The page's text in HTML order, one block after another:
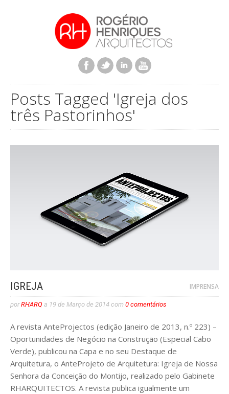
Posts Tagged 'Igreja dos
três Pastorinhos'
IGREJA IMPRENSA
por RHARQ a 19 de Março de 2014 com 0 comentários
A revista AnteProjectos (edição Janeiro de 2013, n.º 223) –
Oportunidades de Negócio na Construção (Especial Cabo
Verde), publicou na Capa e no seu Destaque de
Arquitetura, o AnteProjeto de Arquitetura: Igreja de Nossa
Senhora da Conceição do Montijo, realizado pelo Gabinete
RHARQUITECTOS. A revista publica igualmente um